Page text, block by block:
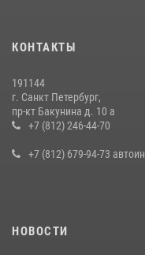
КОНТАКТЫ
191144
г. Санкт Петербург,
пр-кт Бакунина д. 10 а
+7 (812) 246-44-70
+7 (812) 679-94-73
НОВОСТИ